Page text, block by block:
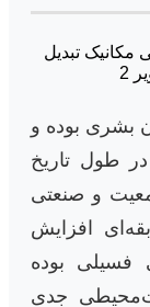
بشری بوده و
طول تاریخ
و صنعتی
افزایش
فسیلی بوده
جدی